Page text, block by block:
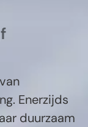
Enerzijds
duurzaam